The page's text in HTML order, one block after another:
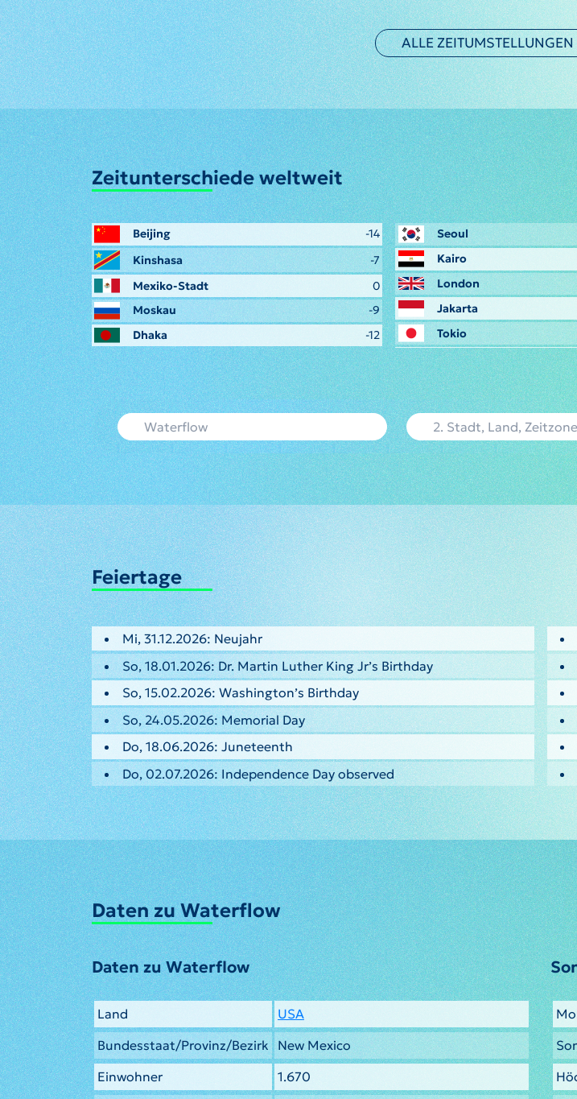
ALLE
Zeitunterschiede weltweit
Beijing
-14
Kinshasa
-7
Mexiko-Stadt
0
Moskau
-9
Dhaka
-12
Seoul
Kairo
London
Jakarta
Tokio
Feiertage
Mi, 31.12.2026: Neujahr
So, 18.01.2026: Dr. Martin Luther King Jr’s Birthday
So, 15.02.2026: Washington’s Birthday
So, 24.05.2026: Memorial Day
Do, 18.06.2026: Juneteenth
Do, 02.07.2026: Independence Day observed
Daten zu Waterflow
Daten zu Waterflow
Land
USA
Bundesstaat/Provinz/Bezirk New Mexico
Einwohner
1.670